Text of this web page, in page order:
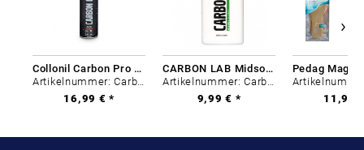
Collonil Carbon Pro 400 ml
Artikelnummer: Carbon-0
16,99 € *
CARBON LAB Midsole Cleaner
Artikelnummer: Carbon-0
9,99 € *
11,99